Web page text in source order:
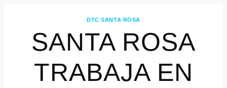
DTC SANTA ROSA
SANTA ROSA
TRABAJA EN